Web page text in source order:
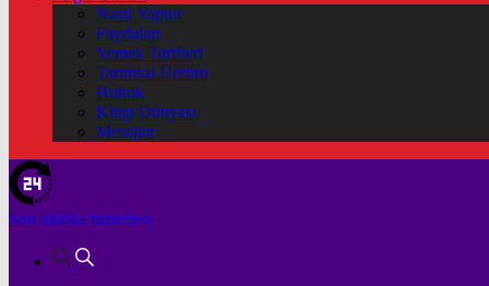
Nasıl Yapılır
Faydaları
Yemek Tarifleri
Tarımsal Üretim
Hukuk
Kitap Dünyası
Mesajlar
Son dakika haberleri